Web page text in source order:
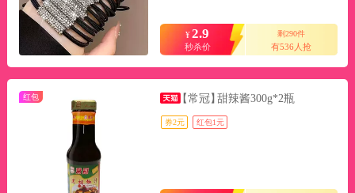
¥2.9
秒杀价
剩290件
有536人抢
红包 【常冠】甜辣酱300g*2瓶
券2元 红包1元